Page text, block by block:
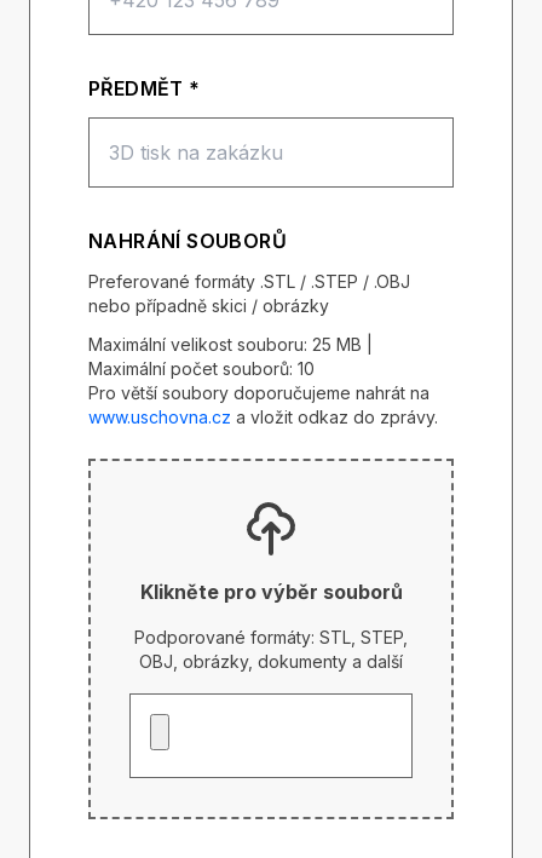
PŘEDMĚT *
NAHRÁNÍ SOUBORŮ
Preferované formáty .STL / .STEP / .OBJ
nebo případně skici / obrázky
Maximální velikost souboru: 25 MB |
Maximální počet souborů: 10
Pro větší soubory doporučujeme nahrát na
www.uschovna.cz a vložit odkaz do zprávy.
Klikněte pro výběr souborů
Podporované formáty: STL, STEP,
OBJ, obrázky, dokumenty a další